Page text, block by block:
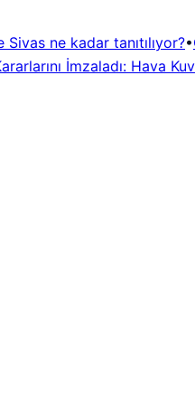
ne kadar tanıtılıyor?•
İmzaladı: Hava